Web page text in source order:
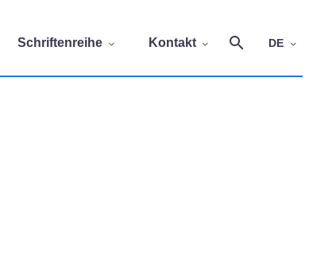
Schriftenreihe Kontakt DE